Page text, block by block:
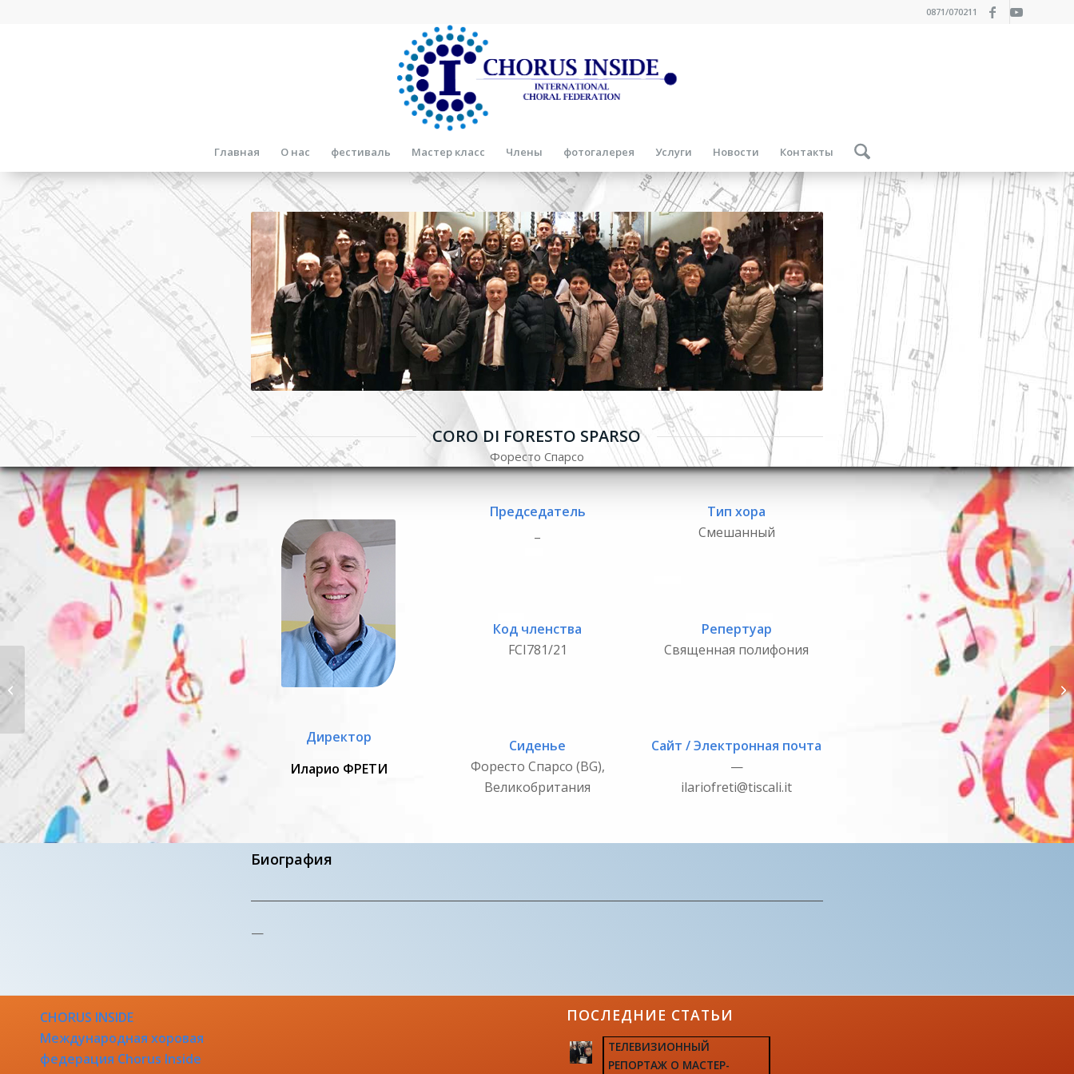
0871/070211
Главная О нас фестиваль Мастер класс Члены фотогалерея Услуги Новости Контакты
CORO DI FORESTO SPARSO
Форесто Спарсо
Директор
Иларио ФРЕТИ
Председатель
Код членства
FCI781/21
Сиденье
Форесто Спарсо (BG),
Великобритания
Тип хора
Смешанный
Репертуар
Священная полифония
Сайт / Электронная почта
—
ilariofreti@tiscali.it
Биография
—
CHORUS INSIDE
Международная хоровая
федерация Chorus Inside
ПОСЛЕДНИЕ СТАТЬИ
ТЕЛЕВИЗИОННЫЙ
РЕПОРТАЖ О МАСТЕР-
СЕВЕРИНСКИЙ ХОРСтриано (NA) —
Италия